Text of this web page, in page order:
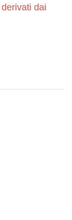
dai